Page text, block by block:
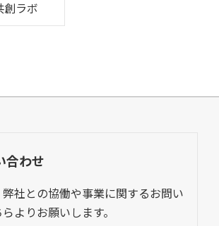
ラボ
合わせ
社との協働や事業に関するお問い
よりお願いします。